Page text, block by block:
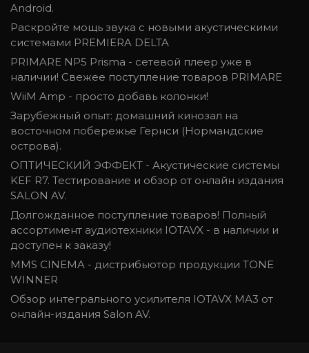
Android.
Раскройте мощь звука с новыми акустическими
системами PREMIERA DELTA
PRIMARE NP5 Prisma - сетевой плеер уже в
наличии! Свежее поступление товаров PRIMARE
WiiM Amp - просто добавь колонки!
Зарубежный опыт: домашний кинозал на
восточном побережье Гернси (Нормандские
острова).
ОПТИЧЕСКИЙ ЭФФЕКТ - Акустические системы
KEF R7. Тестирование и обзор от онлайн издания
SALON AV.
Долгожданное поступление товаров! Полный
ассортимент аудиотехники IOTAVX - в наличии и
доступен к заказу!
MMS CINEMA - дистрибьютор продукции TONE
WINNER
Обзор интегрального усилителя IOTAVX MA3 от
онлайн-издания Salon AV.